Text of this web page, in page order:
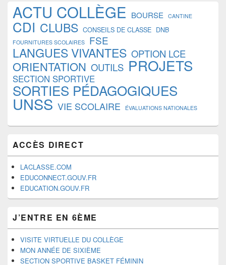
ACTU COLLÈGE BOURSE CANTINE
CDI CLUBS CONSEILS DE CLASSE DNB
FOURNITURES SCOLAIRES FSE
LANGUES VIVANTES OPTION LCE
ORIENTATION OUTILS PROJETS
SECTION SPORTIVE
SORTIES PÉDAGOGIQUES
UNSS VIE SCOLAIRE ÉVALUATIONS NATIONALES
ACCÈS DIRECT
LACLASSE.COM
EDUCONNECT.GOUV.FR
EDUCATION.GOUV.FR
J’ENTRE EN 6ÈME
VISITE VIRTUELLE DU COLLÈGE
MON ANNÉE DE SIXIÈME
SECTION SPORTIVE BASKET FÉMININ